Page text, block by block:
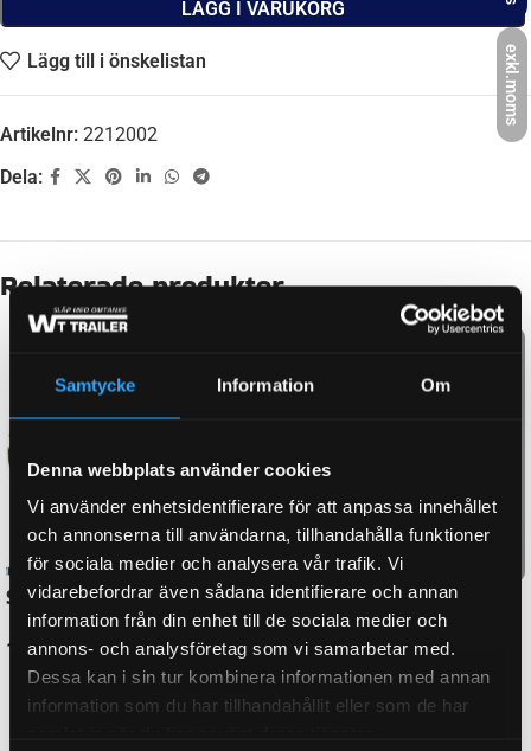
Samtycke Information Om
Denna webbplats använder cookies
Vi använder enhetsidentifierare för att anpassa innehållet
och annonserna till användarna, tillhandahålla funktioner
för sociala medier och analysera vår trafik. Vi
vidarebefordrar även sådana identifierare och annan
information från din enhet till de sociala medier och
annons- och analysföretag som vi samarbetar med.
Dessa kan i sin tur kombinera informationen med annan
information som du har tillhandahållit eller som de har
exkl.moms
LÄGG I VARUKORG
Lägg till i önskelistan
Artikelnr: 2212002
Dela:
Beskrivning
FABRIKAT BPW
BROMS-ID AE 1,5-2, ZAF 1,0-2, ZAF 1,5-2, ZAF 1,6-3
HJULBROMSDIMENSION